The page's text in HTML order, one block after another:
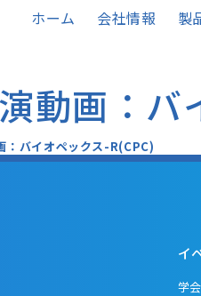
ホーム 会社情報 製
動画：バ
：バイオペックス-R(CPC)
イ
学